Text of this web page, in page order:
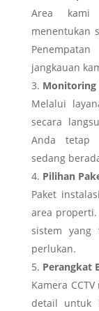
Area kami
menentukan
jangkauan
Monitoring
Melalui
secara
Anda tetap
sedang
Pilihan
Paket
area
sistem yang
perlukan.
Perangkat
Kamera
detail untuk